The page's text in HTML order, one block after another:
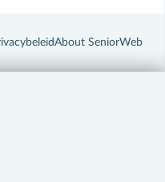
About SeniorWeb